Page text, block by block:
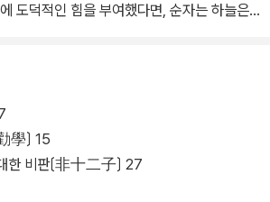
도덕적인 힘을 부여했다면, 순자는 하늘은
구상, 실현하고자 했다.
을 부정하면서도 기우제와 같은 미신적인 의
소해주는 출구가 되어주는 한 유익하다고 본
했다. 혼란했던 당대 사회에 새로운 질서를
學〕 15
한 비판〔非十二子〕 27